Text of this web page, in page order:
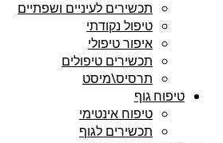
תכשירים לעיניים ושפתיים
טיפול נקודתי
איפור טיפולי
תכשירים טיפולים
תרסיס\מיסט
טיפוח גוף
טיפוח אינטימי
תכשירים לגוף